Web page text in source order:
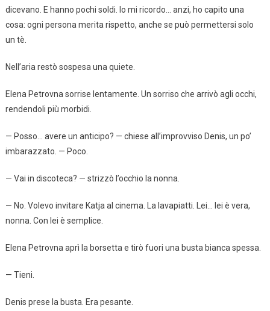
dicevano. E hanno pochi soldi. Io mi ricordo… anzi, ho capito una
cosa: ogni persona merita rispetto, anche se può permettersi solo
un tè.
Nell’aria restò sospesa una quiete.
Elena Petrovna sorrise lentamente. Un sorriso che arrivò agli occhi,
rendendoli più morbidi.
— Posso… avere un anticipo? — chiese all’improvviso Denis, un po’
imbarazzato. — Poco.
— Vai in discoteca? — strizzò l’occhio la nonna.
— No. Volevo invitare Katja al cinema. La lavapiatti. Lei… lei è vera,
nonna. Con lei è semplice.
Elena Petrovna aprì la borsetta e tirò fuori una busta bianca spessa.
— Tieni.
Denis prese la busta. Era pesante.